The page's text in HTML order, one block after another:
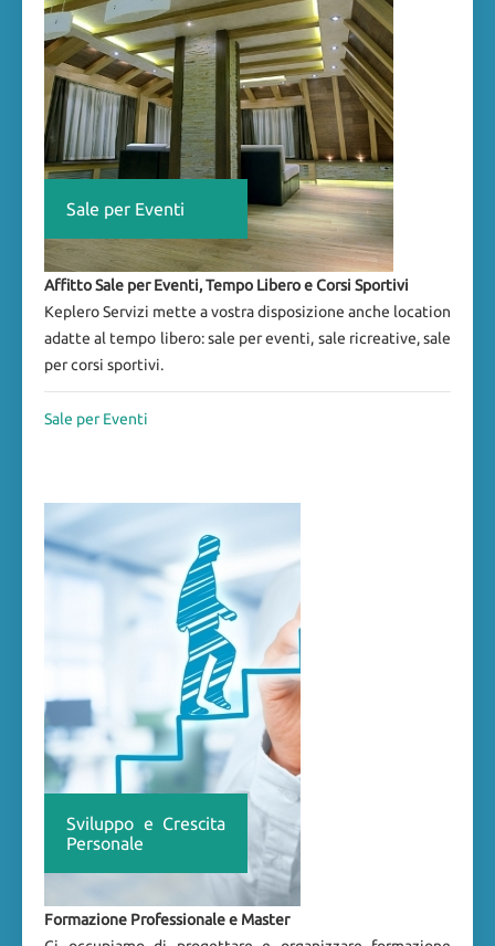
Sale per Eventi
Affitto Sale per Eventi, Tempo Libero e Corsi Sportivi
Keplero Servizi mette a vostra disposizione anche location
adatte al tempo libero: sale per eventi, sale ricreative, sale
per corsi sportivi.
Sale per Eventi
Sviluppo e Crescita
Personale
Formazione Professionale e Master